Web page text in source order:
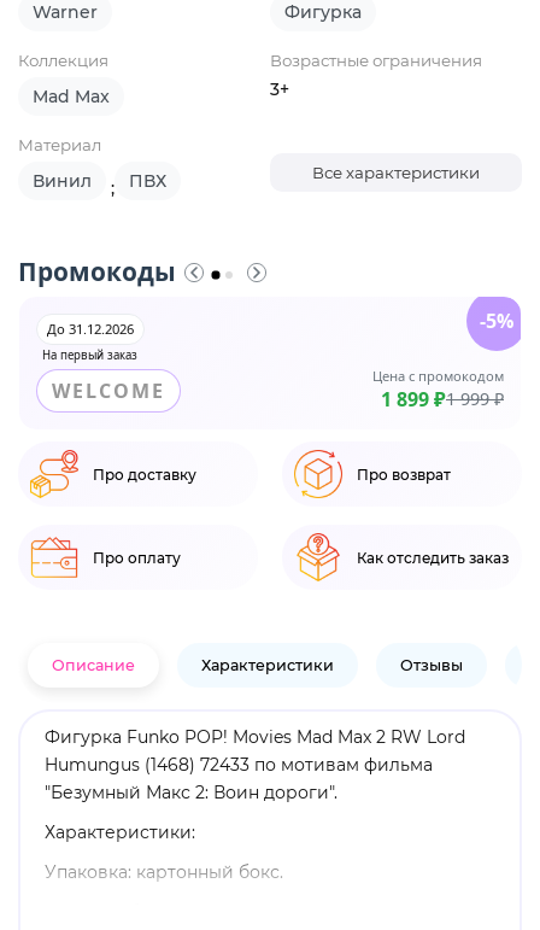
Warner Фигурка
Коллекция
Mad Max
Возрастные ограничения
3+
Материал
Винил ; ПВХ Все характеристики
Промокоды
На первый заказ
До 31.12.2026
WELCOME
Цена с промокодом
1 899 ₽1 999 ₽
-5%
Про доставку Про возврат
Про оплату Как отследить заказ
Описание Характеристики Отзывы
Фигурка Funko POP! Movies Mad Max 2 RW Lord
Humungus (1468) 72433 по мотивам фильма
"Безумный Макс 2: Воин дороги".
Характеристики:
Упаковка: картонный бокс.